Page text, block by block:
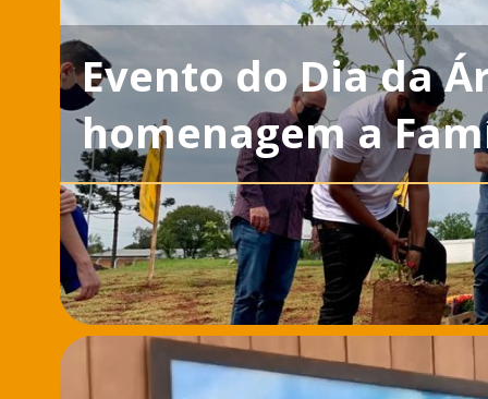
Evento do Dia da
homenagem a